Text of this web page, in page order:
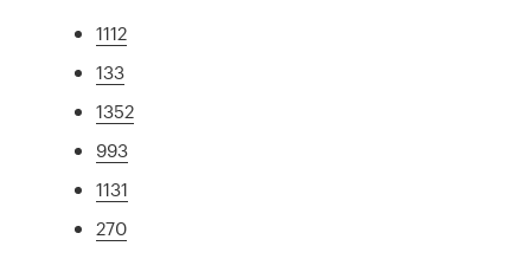
1112
133
1352
993
1131
270